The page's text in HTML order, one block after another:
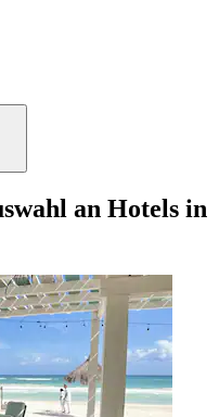
an Hotels in